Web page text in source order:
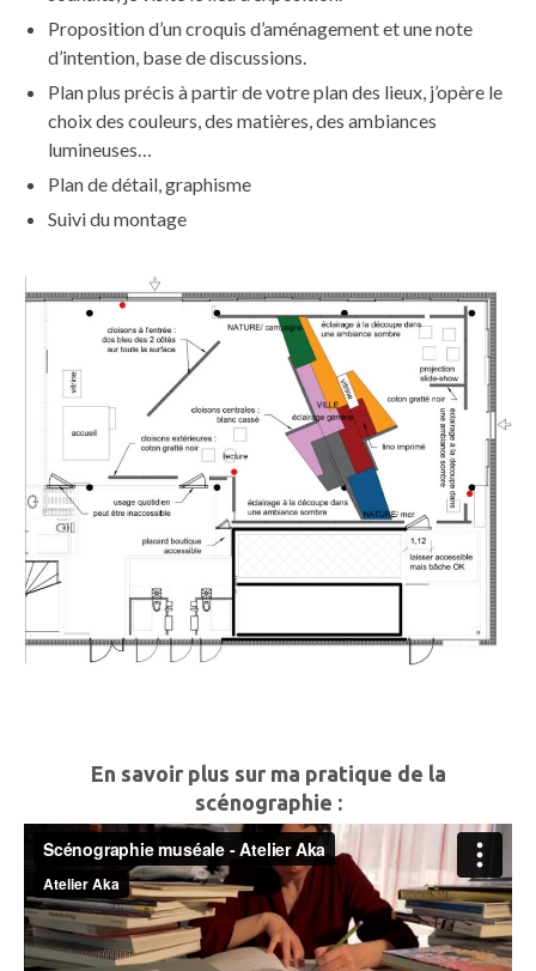
Proposition d’un croquis d’aménagement et une note
d’intention, base de discussions.
Plan plus précis à partir de votre plan des lieux, j’opère le
choix des couleurs, des matières, des ambiances
lumineuses…
Plan de détail, graphisme
Suivi du montage
En savoir plus sur ma pratique de la
scénographie :